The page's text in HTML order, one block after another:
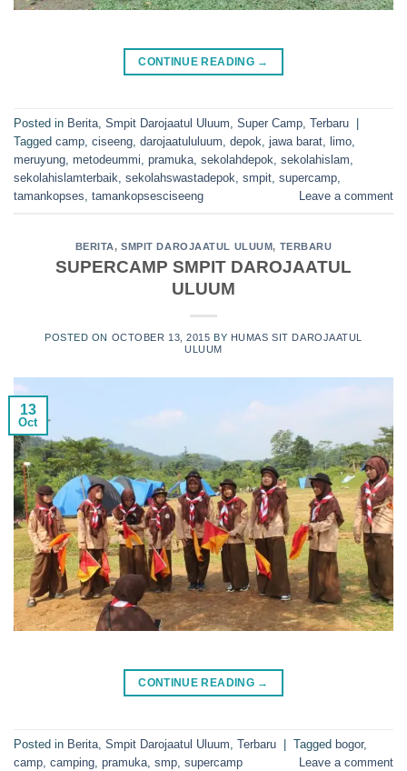
CONTINUE READING →
Posted in Berita Smpit Darojaatul Uluum Super Camp Terbaru
Tagged camp ciseeng darojaatululuum depok jawa barat limo
meruyung metodeummi pramuka sekolahdepok sekolahislam
sekolahislamterbaik sekolahswastadepok smpit supercamp
tamankopses tamankopsesciseeng Leave a comment
BERITA,SMPIT DAROJAATUL ULUUM, TERBARU
SUPERCAMP SMPIT DAROJAATUL
ULUUM
POSTED ON OCTOBER 13, 2015 BY HUMAS SIT DAROJAATUL
ULUUM
13
Oct
CONTINUE READING →
Posted in Berita, Smpit Darojaatul Uluum, Terbaru Tagged bogor,
camp, camping, pramuka, smp, supercamp Leave a comment